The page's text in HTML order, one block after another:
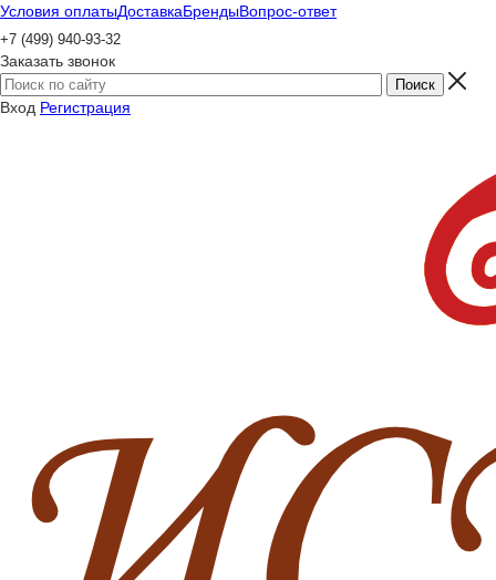
Условия оплатыДоставкаБрендыВопрос-ответ
+7 (499) 940-93-32
Заказать звонок
Вход Регистрация